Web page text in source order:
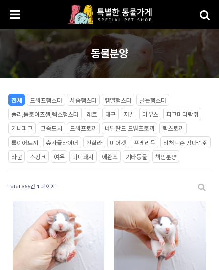
동물분양
전체 드워프햄스터 사슴햄스터 캠벨햄스터 골든햄스터
폴리,톨토이즈셸,렉스햄스터 래트 데구 저빌 마우스 피그미다람쥐
기니피그 고슴도치 드워프토끼 네덜란드 드워프토끼 렉스토끼
롭이어토끼 슈가글라이더 친칠라 미어캣 프레리독 리처드슨 땅다람쥐
라쿤 스컹크 여우 미니돼지 애완조 기타동물 책임분양
Total 365건 1 페이지